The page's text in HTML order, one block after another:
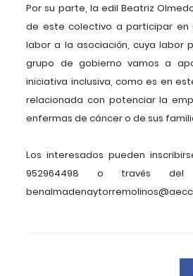
Por su parte, la edil Beatriz
de este colectivo a participar en
labor a la asociación, cuya labor
grupo de gobierno vamos a
iniciativa inclusiva, como es en
relacionada con potenciar la
enfermas de cáncer o de sus
Los interesados pueden
952964498 o través del